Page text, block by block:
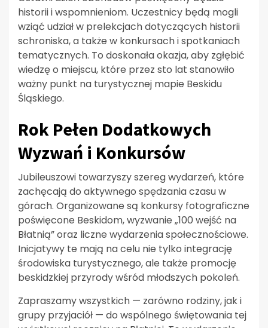
historii i wspomnieniom. Uczestnicy będą mogli
wziąć udział w prelekcjach dotyczących historii
schroniska, a także w konkursach i spotkaniach
tematycznych. To doskonała okazja, aby zgłębić
wiedzę o miejscu, które przez sto lat stanowiło
ważny punkt na turystycznej mapie Beskidu
Śląskiego.
Rok Pełen Dodatkowych
Wyzwań i Konkursów
Jubileuszowi towarzyszy szereg wydarzeń, które
zachęcają do aktywnego spędzania czasu w
górach. Organizowane są konkursy fotograficzne
poświęcone Beskidom, wyzwanie „100 wejść na
Błatnią” oraz liczne wydarzenia społecznościowe.
Inicjatywy te mają na celu nie tylko integrację
środowiska turystycznego, ale także promocję
beskidzkiej przyrody wśród młodszych pokoleń.
Zapraszamy wszystkich — zarówno rodziny, jak i
grupy przyjaciół — do wspólnego świętowania tej